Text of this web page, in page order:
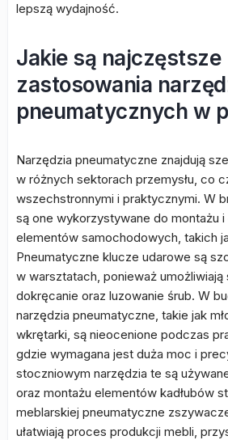
lepszą wydajność.
Jakie są najczęstsze
zastosowania
pneumatycznych w
Narzędzia pneumatyczne znajdują
w różnych sektorach przemysłu, co
wszechstronnymi i praktycznymi. W
są one wykorzystywane do montażu i
elementów samochodowych, takich
Pneumatyczne klucze udarowe są
w warsztatach, ponieważ
dokręcanie oraz luzowanie śrub. W
narzędzia pneumatyczne, takie jak
wkrętarki, są nieocenione podczas
gdzie wymagana jest duża moc i
stoczniowym narzędzia te są
oraz montażu elementów kadłubów
meblarskiej pneumatyczne
ułatwiają proces produkcji mebli,